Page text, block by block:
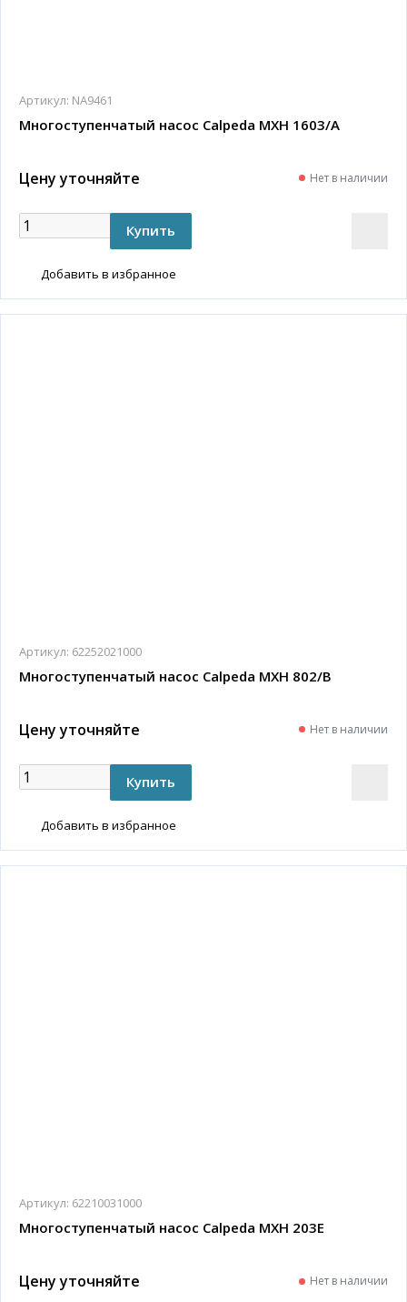
Артикул: NA9461
Многоступенчатый насос Calpeda MXH 1603/A
Цену уточняйте Нет в наличии
Добавить в избранное
Артикул: 62252021000
Многоступенчатый насос Calpeda MXH 802/B
Цену уточняйте Нет в наличии
Добавить в избранное
Артикул: 62210031000
Многоступенчатый насос Calpeda MXH 203E
Цену уточняйте Нет в наличии